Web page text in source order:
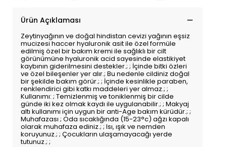
Ürün Açıklaması
Zeytinyağının ve doğal hindistan cevizi yağının eşsiz
mucizesi haccer hyaluronik asit ile özel formüle
edilmiş özel bir bakım kremi ile sağlıklı bir cilt
görünümüne hyaluronik acid sayesinde elastikiyet
kaybının giderilmesini destekler.; ; İçinde bitki özleri
ve özel bileşenler yer alır.; Bu nedenle cildiniz doğal
bir şekilde bakım görür.; ; İçinde kesinlikle paraben,
renklendirici gibi katkı maddeleri yer almaz.; ;
Kullanımı: ; Temizlenmiş ve toniklenmiş bir cilde
günde iki kez olmak kaydı ile uygulanabilir.; ; Makyaj
altı kullanımı için uygun bir anti-Age bakım kürüdür.; ;
Muhafazası ; Oda sıcaklığında (15-23°c) ağzı kapalı
olarak muhafaza ediniz.; ; Isı, ışık ve nemden
koruyunuz.; ; Çocukların ulaşamayacağı yerde
tutunuz.; ;